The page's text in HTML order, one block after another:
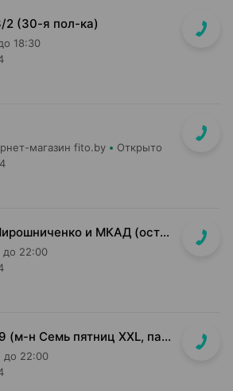
2 (30-я пол-ка)
18:30
магазин fito.by Открыто
пересечение ул. Мирошниченко и МКАД (островок на 1 этаже ТРЦ Экспобел)
до 22:00
ул. Ф. Скорины, д. 9 (м-н Семь пятниц XXL, павильон при кассе)
до 22:00